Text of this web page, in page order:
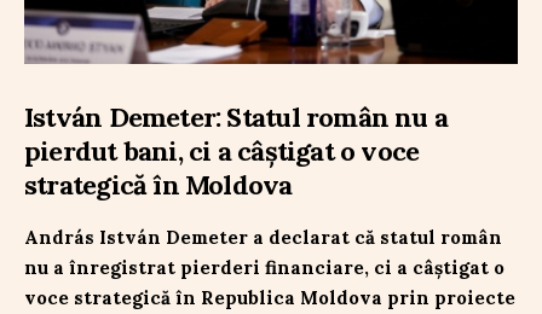
István Demeter: Statul român nu a
pierdut bani, ci a câștigat o voce
strategică în Moldova
András István Demeter a declarat că statul român
nu a înregistrat pierderi financiare, ci a câștigat o
voce strategică în Republica Moldova prin proiecte